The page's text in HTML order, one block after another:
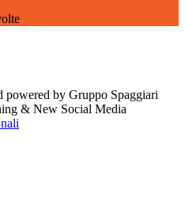
powered by Gruppo Spaggiari
& New Social Media